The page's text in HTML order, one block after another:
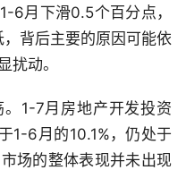
6月下滑0.5个百分点，
背后主要的原因可能依
扰动。
1-7月房地产开发投资
1-6月的10.1%，仍处于
场的整体表现并未出现